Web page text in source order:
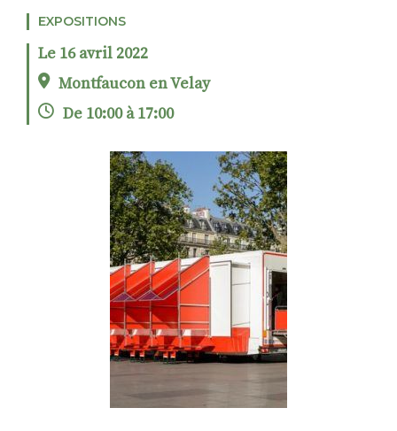
ALTER STRADA
RECHERCHER
S'ABONNER
S'INSCRIRE À LA NEWSLETTER
FACEBOOKINSTAGRAM
LINKEDINYOUTUBE
EXPOSITIONS
Le 16 avril 2022
Montfaucon en Velay
De 10:00 à 17:00